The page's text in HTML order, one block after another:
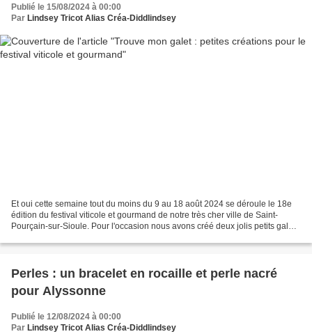
Publié le 15/08/2024 à 00:00
Par Lindsey Tricot Alias Créa-Diddlindsey
Et oui cette semaine tout du moins du 9 au 18 août 2024 se déroule le 18e
édition du festival viticole et gourmand de notre très cher ville de Saint-
Pourçain-sur-Sioule. Pour l'occasion nous avons créé deux jolis petits galets
Perles : un bracelet en rocaille et perle nacré
pour Alyssonne
Publié le 12/08/2024 à 00:00
Par Lindsey Tricot Alias Créa-Diddlindsey